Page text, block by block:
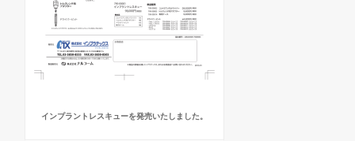
インプラントレスキューを発売いたしました。